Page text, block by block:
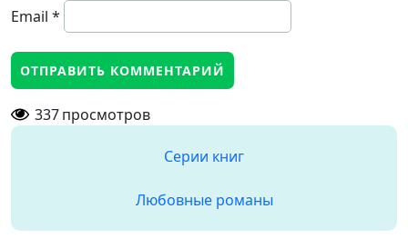
Email *
337просмотров
Серии книг
Любовные романы